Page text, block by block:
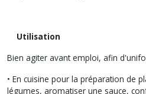
Utilisation
Bien agiter avant emploi, afin
• En cuisine pour la préparation de
légumes, aromatiser une sauce,